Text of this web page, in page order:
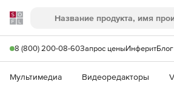
Softline
Поиск
8 (800) 200-08-60Запрос ценыИнферитБлог
Мультимедиа Видеоредакторы